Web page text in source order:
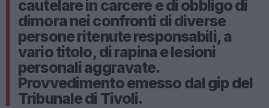
cautelare in carcere e di obbligo di
dimora nei confronti di diverse
persone ritenute responsabili, a
vario titolo, di rapina e lesioni
personali aggravate.
Provvedimento emesso dal gip del
Tribunale di Tivoli.